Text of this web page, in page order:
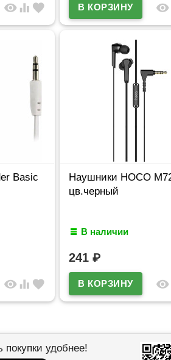
visibility equalizer favorite
visibility
Basic
visibility equalizer favorite
Наушники HOCO
цв.черный
В наличии
241 ₽
visibility
удобнее!